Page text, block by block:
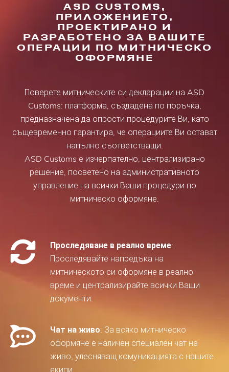
ASD CUSTOMS,
ПРИЛОЖЕНИЕТО,
ПРОЕКТИРАНО И
РАЗРАБОТЕНО ЗА ВАШИТЕ
ОПЕРАЦИИ ПО МИТНИЧЕСКО
ОФОРМЯНЕ
Поверете митническите си декларации на ASD
Customs: платформа, създадена по поръчка,
предназначена да опрости процедурите Ви, като
същевременно гарантира, че операциите Ви остават
напълно съответстващи.
ASD Customs е изчерпателно, централизирано
решение, посветено на административното
управление на всички Ваши процедури по
митническо оформяне.
Проследяване в реално време:
Проследявайте напредъка на
митническото си оформяне в реално
време и централизирайте всички Ваши
документи.
Чат на живо: За всяко митническо
оформяне е наличен специален чат на
живо, улесняващ комуникацията с нашите
екипи.